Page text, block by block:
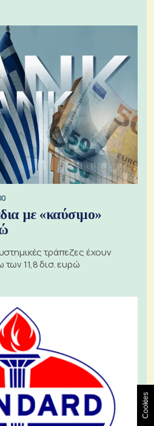
με «καύσιμο»
τράπεζες έχουν
11,8 δισ. ευρώ
Cookies